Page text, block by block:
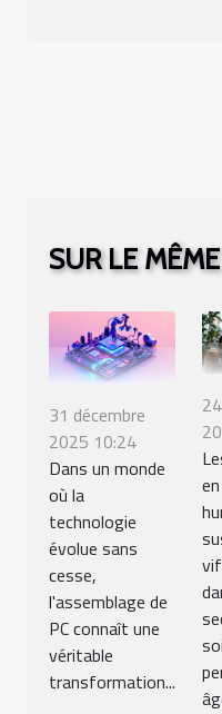
SUR LE
31 décembre
2025 10:24
Dans un monde
où la
technologie
évolue sans
cesse,
l'assemblage de
PC connaît une
véritable
transformation...